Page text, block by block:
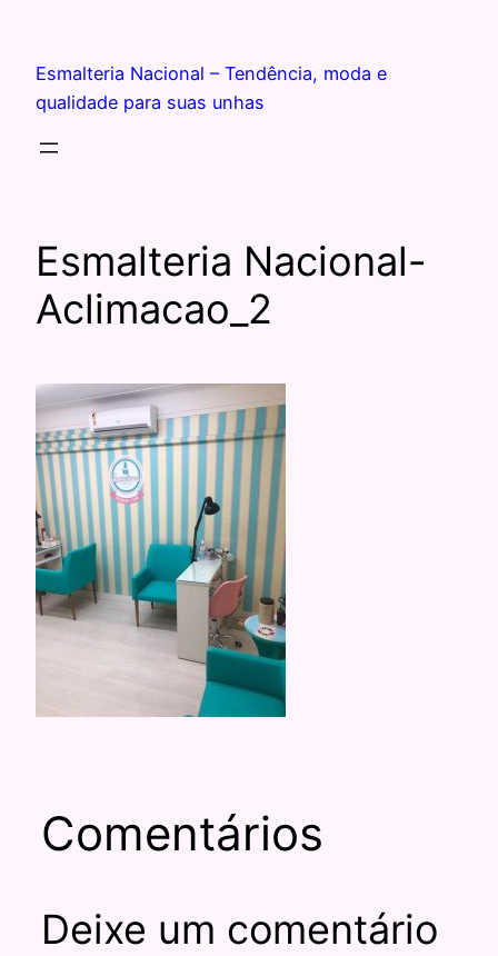
Esmalteria Nacional – Tendência, moda e
qualidade para suas unhas
Esmalteria Nacional-
Aclimacao_2
Comentários
Deixe um comentário